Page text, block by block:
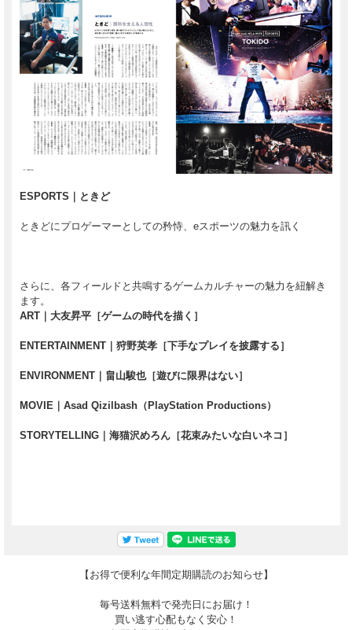
ESPORTS｜ときど
ときどにプロゲーマーとしての矜恃、eスポーツの魅力を訊く
さらに、各フィールドと共鳴するゲームカルチャーの魅力を紐解き
ます。
ART｜大友昇平［ゲームの時代を描く］
ENTERTAINMENT｜狩野英孝［下手なプレイを披露する］
ENVIRONMENT｜畠山駿也［遊びに限界はない］
MOVIE｜Asad Qizilbash（PlayStation Productions）
STORYTELLING｜海猫沢めろん［花束みたいな白いネコ］
【お得で便利な年間定期購読のお知らせ】
毎号送料無料で発売日にお届け！
買い逃す心配もなく安心！